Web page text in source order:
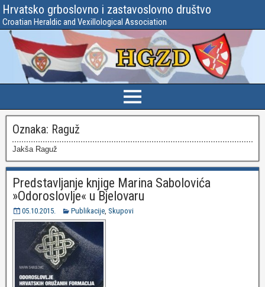
Hrvatsko grboslovno i zastavoslovno društvo
Croatian Heraldic and Vexillological Association
Oznaka: Raguž
Jakša Raguž
Predstavljanje knjige Marina Sabolovića
»Odoroslovlje« u Bjelovaru
05.10.2015. Publikacije, Skupovi